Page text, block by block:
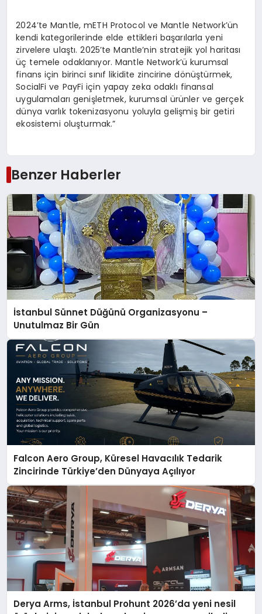
2024’te Mantle, mETH Protocol ve Mantle Network’ün
kendi kategorilerinde elde ettikleri başarılarla yeni
zirvelere ulaştı. 2025’te Mantle’nin stratejik yol haritası
üç temele odaklanıyor. Mantle Network’ü kurumsal
finans için birinci sınıf likidite zincirine dönüştürmek,
SocialFi ve PayFi için yapay zeka odaklı finansal
uygulamaları genişletmek, kurumsal ürünler ve gerçek
dünya varlık tokenizasyonu yoluyla gelişmiş bir getiri
ekosistemi oluşturmak.”
Benzer Haberler
İstanbul Sünnet Düğünü Organizasyonu –
Unutulmaz Bir Gün
Falcon Aero Group, Küresel Havacılık Tedarik
Zincirinde Türkiye’den Dünyaya Açılıyor
Derya Arms, İstanbul Prohunt 2026’da yeni nesil